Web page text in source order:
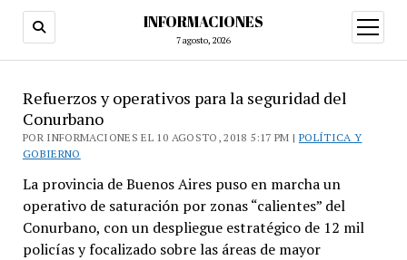
INFORMACIONES
7 agosto, 2026
abrir
menú
Refuerzos y operativos para la seguridad del
Conurbano
POR INFORMACIONES EL 10 AGOSTO, 2018 5:17 PM | POLÍTICA Y
GOBIERNO
La provincia de Buenos Aires puso en marcha un
operativo de saturación por zonas “calientes” del
Conurbano, con un despliegue estratégico de 12 mil
policías y focalizado sobre las áreas de mayor